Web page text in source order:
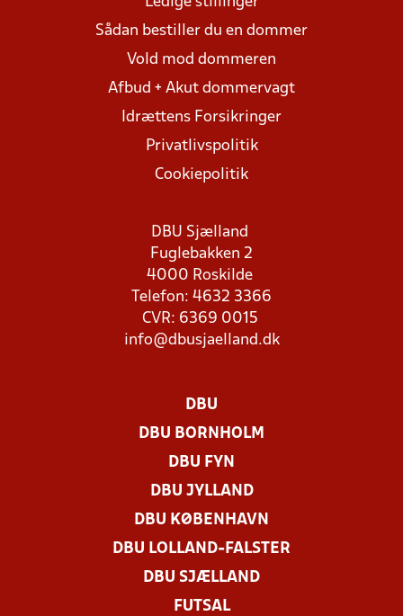
Sådan bestiller du en dommer
Vold mod dommeren
Afbud + Akut dommervagt
Idrættens Forsikringer
Privatlivspolitik
Cookiepolitik
DBU Sjælland
Fuglebakken 2
4000 Roskilde
Telefon: 4632 3366
CVR: 6369 0015
info@dbusjaelland.dk
DBU
DBU BORNHOLM
DBU FYN
DBU JYLLAND
DBU KØBENHAVN
DBU LOLLAND-FALSTER
DBU SJÆLLAND
FUTSAL